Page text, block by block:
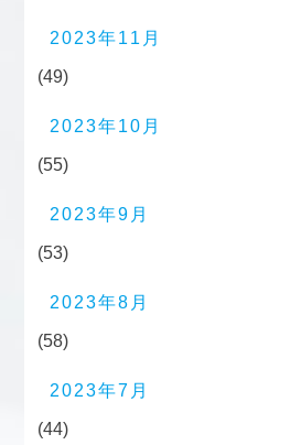
2023年11月
(49)
2023年10月
(55)
2023年9月
(53)
2023年8月
(58)
2023年7月
(44)